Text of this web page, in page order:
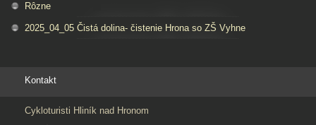
Rôzne
2025_04_05 Čistá dolina- čistenie Hrona so ZŠ Vyhne
Kontakt
Cykloturisti Hliník nad Hronom